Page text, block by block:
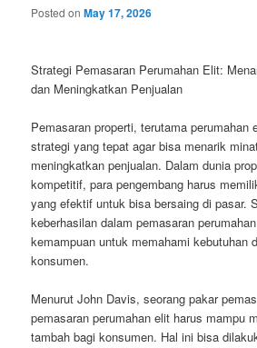
Posted onMay 17, 2026
Strategi Pemasaran Perumahan Elit:
dan Meningkatkan Penjualan
Pemasaran properti, terutama perumahan
strategi yang tepat agar bisa menarik
meningkatkan penjualan. Dalam dunia
kompetitif, para pengembang harus
yang efektif untuk bisa bersaing di pasar.
keberhasilan dalam pemasaran
kemampuan untuk memahami kebutuhan
konsumen.
Menurut John Davis, seorang pakar
pemasaran perumahan elit harus mampu
tambah bagi konsumen. Hal ini bisa